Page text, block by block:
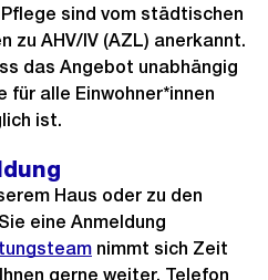
sind vom städtischen
zu AHV/IV (AZL) anerkannt.
das Angebot unabhängig
für alle Einwohner*innen
ist.
Haus oder zu den
eine Anmeldung
nimmt sich Zeit
gerne weiter. Telefon